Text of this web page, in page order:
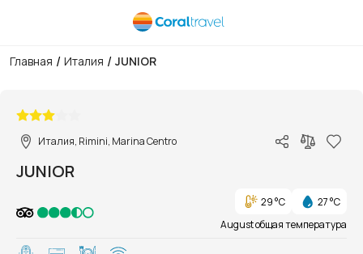
Главная / Италия / JUNIOR
Италия, Rimini, Marina Centro
JUNIOR
29 °C
27 °C
August общая температура